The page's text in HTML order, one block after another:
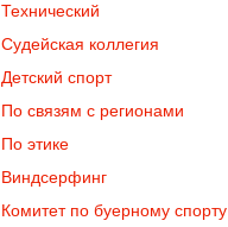
Технический
Судейская коллегия
Детский спорт
По связям с регионами
По этике
Виндсерфинг
Комитет по буерному спорту